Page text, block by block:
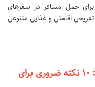
حمل مسافر در سفرهای
اقامتی و غذایی متنوعی
توصیه های ایمنی سفر دریایی: ۱۰ نکته ضروری برای